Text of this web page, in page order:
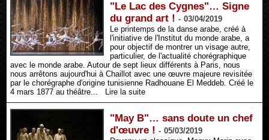
"Le Lac des Cygnes"… Signe
du grand art ! - 03/04/2019
Le printemps de la danse arabe, créé à
l'initiative de l'Institut du monde arabe, a
pour objectif de montrer un visage autre,
particulier, de l'actualité chorégraphique
avec le monde arabe. Autour de sept lieux différents à Paris, nous
nous arrêtons aujourd'hui à Chaillot avec une œuvre majeure revisitée
par le chorégraphe d'origine tunisienne Radhouane El Meddeb. Créé le
4 mars 1877 au théâtre...
Lire la suite
"May B"… sans doute un chef
d'œuvre ! - 05/03/2019